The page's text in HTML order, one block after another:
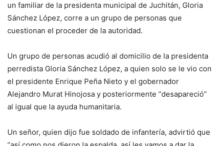
un familiar de la presidenta municipal de Juchitán, Gloria
Sánchez López, corre a un grupo de personas que
cuestionan el proceder de la autoridad.
Un grupo de personas acudió al domicilio de la presidenta
perredista Gloria Sánchez López, a quien solo se le vio con
el presidente Enrique Peña Nieto y el gobernador
Alejandro Murat Hinojosa y posteriormente “desapareció”
al igual que la ayuda humanitaria.
Un señor, quien dijo fue soldado de infantería, advirtió que